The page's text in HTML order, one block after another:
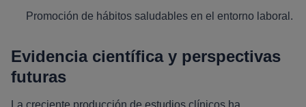
Promoción de hábitos saludables en el entorno laboral.
Evidencia científica y perspectivas
futuras
La creciente producción de estudios clínicos ha